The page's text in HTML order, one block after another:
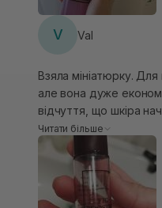
Лущення біля носа від
днів! Також його
чудово підходить
скатується і
V Val
Взяла мініатюрку.
але вона дуже
відчуття, що шкіра
після aha/bha тонеру,
кремом.
Читати більше